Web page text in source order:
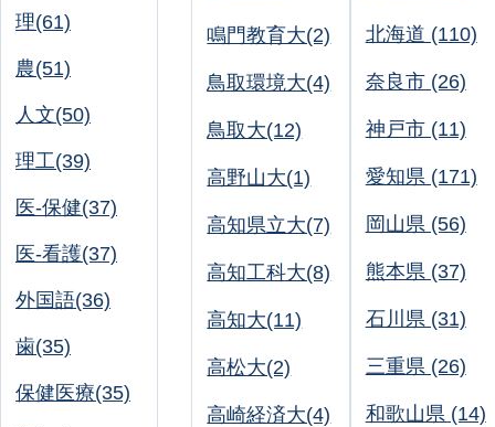
理(61)
農(51)
人文(50)
理工(39)
医-保健(37)
医-看護(37)
外国語(36)
歯(35)
保健医療(35)
鳴門教育大(2)
鳥取環境大(4)
鳥取大(12)
高野山大(1)
高知県立大(7)
高知工科大(8)
高知大(11)
高松大(2)
高崎経済大(4)
北海道 (110)
奈良市 (26)
神戸市 (11)
愛知県 (171)
岡山県 (56)
熊本県 (37)
石川県 (31)
三重県 (26)
和歌山県 (14)